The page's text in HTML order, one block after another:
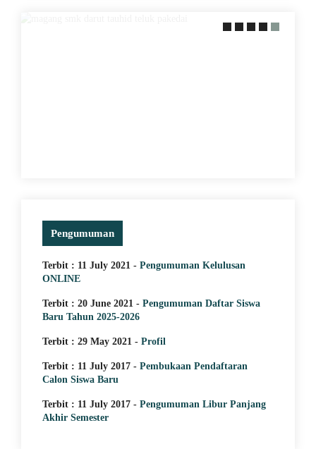
Pengumuman
Terbit : 11 July 2021 - Pengumuman Kelulusan
ONLINE
Terbit : 20 June 2021 - Pengumuman Daftar Siswa
Baru Tahun 2025-2026
Terbit : 29 May 2021 - Profil
Terbit : 11 July 2017 - Pembukaan Pendaftaran
Calon Siswa Baru
Terbit : 11 July 2017 - Pengumuman Libur Panjang
Akhir Semester